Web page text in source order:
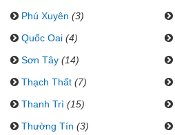
Phú Xuyên (3)
Quốc Oai (4)
Sơn Tây (14)
Thạch Thất (7)
Thanh Trì (15)
Thường Tín (3)